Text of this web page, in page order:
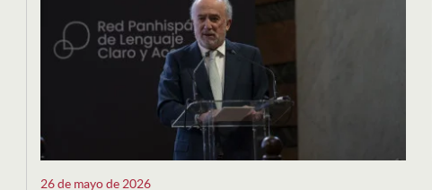
26 de mayo de 2026